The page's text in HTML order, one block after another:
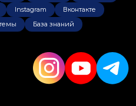
Instagram
Вконтакте
База знаний